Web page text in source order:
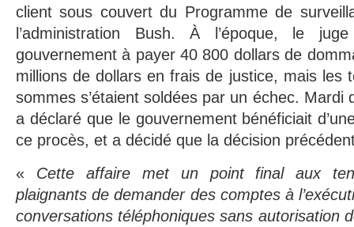
client sous couvert du Programme de
l’administration Bush. À l’époque, le
gouvernement à payer 40 800 dollars de
millions de dollars en frais de justice, mais les
sommes s’étaient soldées par un échec. Mardi
a déclaré que le gouvernement bénéficiait
ce procès, et a décidé que la décision
« Cette affaire met un point final aux
plaignants de demander des comptes à
conversations téléphoniques sans autorisation